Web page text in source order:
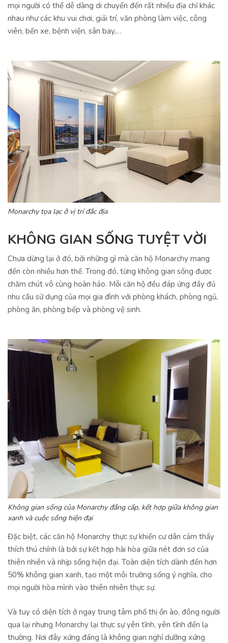
mọi người có thể dễ dàng di chuyển đến rất nhiều địa chỉ khác
nhau như các khu vui chơi, giải trí, văn phòng làm việc, công
viên, bến xe, bệnh viện, sân bay,…
Monarchy tọa lạc ở vị trí đắc địa
KHÔNG GIAN SỐNG TUYỆT VỜI
Chưa dừng lại ở đó, bởi những gì mà căn hộ Monarchy mang
đến còn nhiều hơn thế. Trong đó, từng không gian sống được
chăm chút vô cùng hoàn hảo. Mỗi căn hộ đều đáp ứng đầy đủ
nhu cầu sử dụng của mọi gia đình với phòng khách, phòng ngủ,
phòng ăn, phòng bếp và phòng vệ sinh.
Không gian sống của Monarchy đẳng cấp, kết hợp giữa không gian
xanh và cuộc sống hiện đại
Đặc biệt, các căn hộ Monarchy thực sự khiến cư dân cảm thấy
thích thú chính là bởi sự kết hợp hài hòa giữa nét đơn sơ của
thiên nhiên và nhịp sống hiện đại. Toàn diện tích dành đến hơn
50% không gian xanh, tạo một môi trường sống ý nghĩa, cho
mọi người hòa mình vào thiên nhiên thực sự.
Và tuy có diện tích ở ngay trung tâm phố thị ồn ào, đông người
qua lại nhưng Monarchy lại thực sự yên tĩnh, yên tĩnh đến lạ
thường. Nơi đây xứng đáng là không gian nghỉ dưỡng xứng